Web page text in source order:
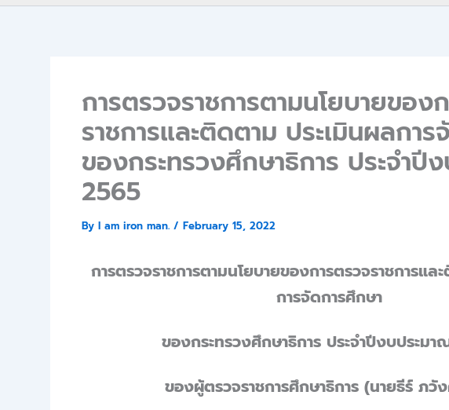
การตรวจราชการตามนโยบายของ
ราชการและติดตาม ประเมินผลกา
ของกระทรวงศึกษาธิการ ประจำปี
2565
By I am iron man. / February 15, 2022
การตรวจราชการตามนโยบายของการตรวจราชการแล
การจัดการศึกษา
ของกระทรวงศึกษาธิการ ประจำปีงบประม
ของผู้ตรวจราชการศึกษาธิการ (นายธีร์ ภวั